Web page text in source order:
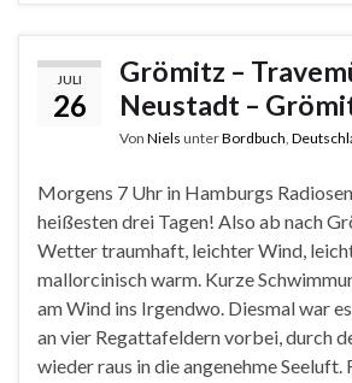
JULI
26
Grömitz –
Neustadt –
Von Niels unterBordbuch
Morgens 7 Uhr in Hamburgs
heißesten drei Tagen! Also ab nach
Wetter traumhaft, leichter Wind,
mallorcinisch warm. Kurze
am Wind ins Irgendwo. Diesmal war
an vier Regattafeldern vorbei, durch
wieder raus in die angenehme Seeluft.